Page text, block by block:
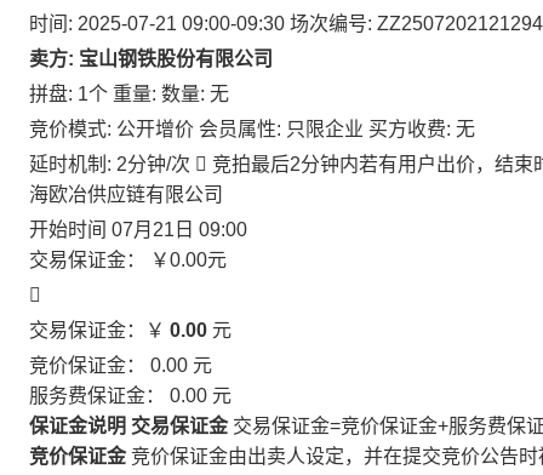
时间: 2025-07-21 09:00-09:30 场次编号: ZZ2507202121294
卖方: 宝山钢铁股份有限公司
拼盘: 1个 重量: 数量: 无
竞价模式: 公开增价 会员属性: 只限企业 买方收费: 无
延时机制: 2分钟/次  竞拍最后2分钟内若有用户出价，结
海欧冶供应链有限公司
开始时间 07月21日 09:00
交易保证金：
￥0.00元

交易保证金：￥ 0.00 元
竞价保证金： 0.00 元
服务费保证金： 0.00 元
保证金说明 交易保证金 交易保证金=竞价保证金+服务费保
竞价保证金 竞价保证金由出卖人设定，并在提交竞价公告